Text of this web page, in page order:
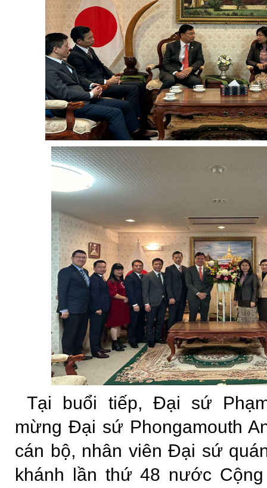
Tại buổi tiếp, Đại sứ
mừng Đại sứ Phongamouth
cán bộ, nhân viên Đại sứ
khánh lần thứ 48 nước